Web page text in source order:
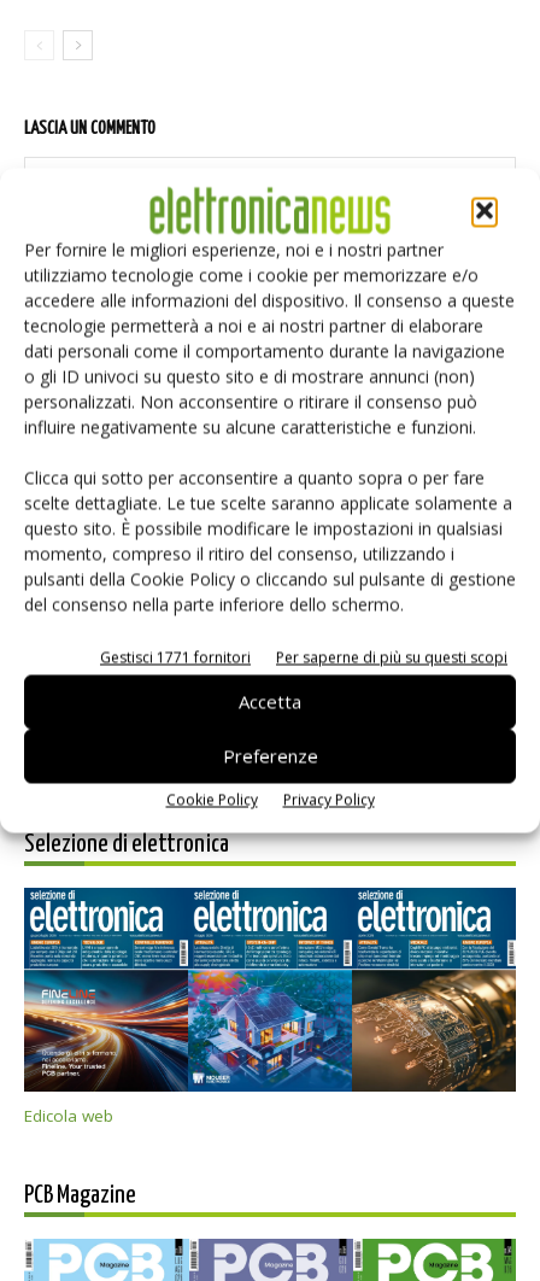
Per fornire le migliori esperienze, noi e i nostri partner
utilizziamo tecnologie come i cookie per memorizzare e/o
accedere alle informazioni del dispositivo. Il consenso a queste
tecnologie permetterà a noi e ai nostri partner di elaborare
dati personali come il comportamento durante la navigazione
o gli ID univoci su questo sito e di mostrare annunci (non)
personalizzati. Non acconsentire o ritirare il consenso può
influire negativamente su alcune caratteristiche e funzioni.
Clicca qui sotto per acconsentire a quanto sopra o per fare
scelte dettagliate. Le tue scelte saranno applicate solamente a
questo sito. È possibile modificare le impostazioni in qualsiasi
momento, compreso il ritiro del consenso, utilizzando i
pulsanti della Cookie Policy o cliccando sul pulsante di gestione
del consenso nella parte inferiore dello schermo.
Gestisci 1771 fornitori Per saperne di più su questi scopi
Accetta
Preferenze
Cookie Policy Privacy Policy
LASCIA UN COMMENTO
Salva il mio nome, email e sito web in questo browser per i
prossimi commenti.
Selezione di elettronica
Edicola web
PCB Magazine